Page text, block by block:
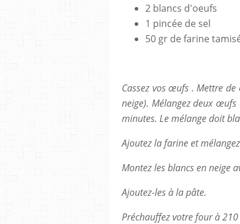
2 blancs d'oeufs
1 pincée de sel
50 gr de farine
Cassez vos œufs . Mettre
neige). Mélangez deux
minutes. Le mélange doit
Ajoutez la farine et
Montez les blancs en neige
Ajoutez-les à la pâte.
Préchauffez votre four à 210